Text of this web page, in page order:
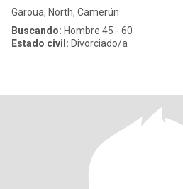
Garoua, North, Camerún
Buscando: Hombre 45 - 60
Estado civil: Divorciado/a